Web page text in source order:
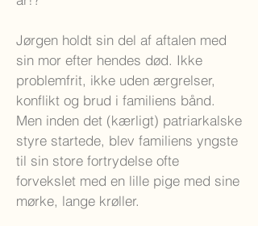
Jørgen holdt sin del af aftalen med
sin mor efter hendes død. Ikke
problemfrit, ikke uden ærgrelser,
konflikt og brud i familiens bånd.
Men inden det (kærligt) patriarkalske
styre startede, blev familiens yngste
til sin store fortrydelse ofte
forvekslet med en lille pige med sine
mørke, lange krøller.